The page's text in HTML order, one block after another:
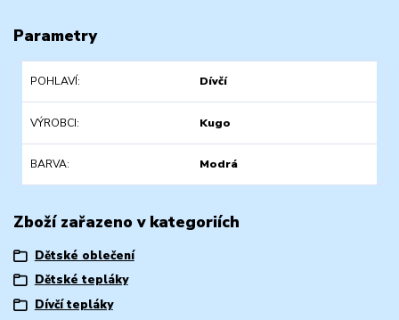
Parametry
POHLAVÍ Dívčí
VÝROBCI Kugo
BARVA Modrá
Zboží zařazeno v kategoriích
Dětské oblečení
Dětské tepláky
Dívčí tepláky